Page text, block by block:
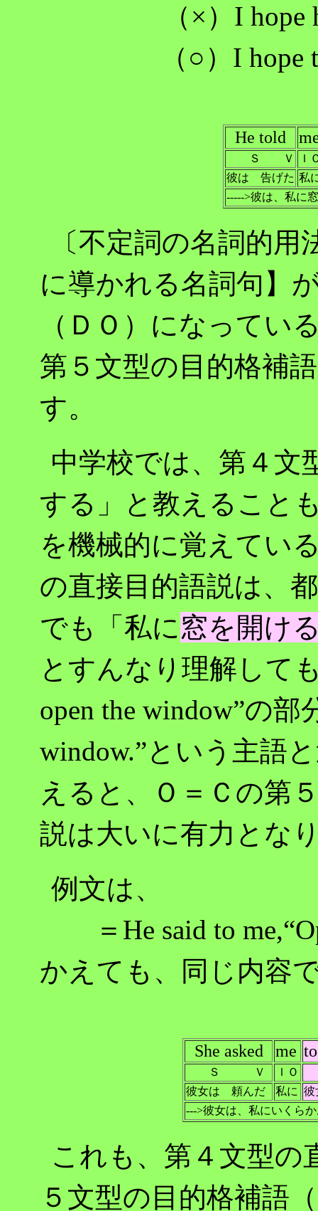
（×）I
（○）I hope
He told
Ｓ Ｖ
Ｉ
彼は 告げた 私
----->彼は、私に
〔不定詞の名詞的
に導かれる名詞句】
（ＤＯ）になってい
第５文型の目的格補
す。
中学校では、第４文
する」と教えること
を機械的に覚えてい
の直接目的語説は、
でも「私に窓を開け
とすんなり理解して
open the window”の部
window.”という主語
えると、Ｏ＝Ｃの第
説は大いに有力とな
例文は、
＝He said to
かえても、同じ内容
She asked me
Ｓ Ｖ
ＩＯ
彼女は 頼んだ
私に 彼
--->彼女は、私にいくら
これも、第４文型の
５文型の目的格補語